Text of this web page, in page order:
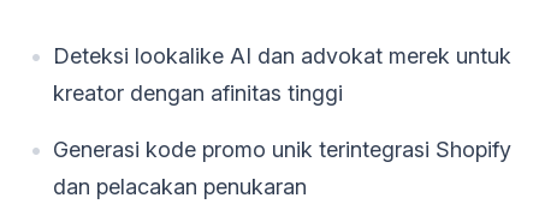
Deteksi lookalike AI dan advokat merek untuk
kreator dengan afinitas tinggi
Generasi kode promo unik terintegrasi Shopify
dan pelacakan penukaran